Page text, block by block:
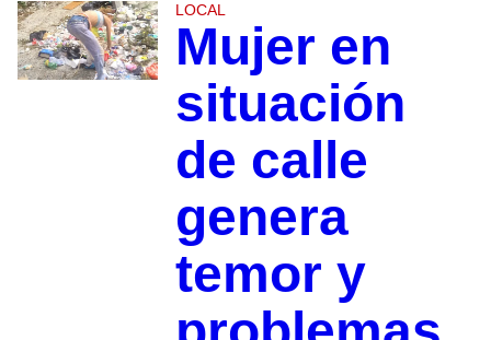
LOCAL
Mujer en
situación
de calle
genera
temor y